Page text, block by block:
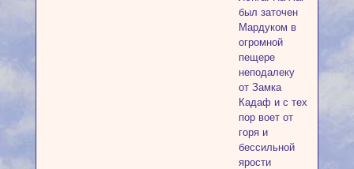
был заточен
Мардуком в
огромной
пещере
неподалеку
от Замка
Кадаф и с тех
пор воет от
горя и
бессильной
ярости